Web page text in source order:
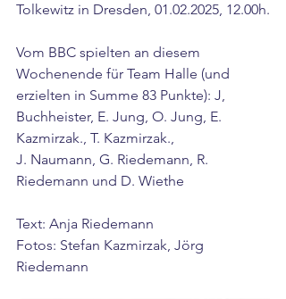
Tolkewitz in Dresden, 01.02.2025, 12.00h.
Vom BBC spielten an diesem
Wochenende für Team Halle (und
erzielten in Summe 83 Punkte): J,
Buchheister, E. Jung, O. Jung, E.
Kazmirzak., T. Kazmirzak.,
J. Naumann, G. Riedemann, R.
Riedemann und D. Wiethe
Text: Anja Riedemann
Fotos: Stefan Kazmirzak, Jörg
Riedemann